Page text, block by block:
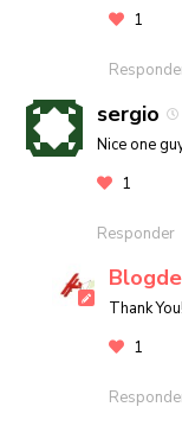
1
sergio
Nice one
1
Responder
Thank
1